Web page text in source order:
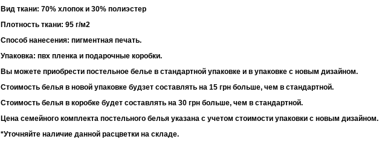
Вид ткани: 70% хлопок и 30% полиэстер
Плотность ткани: 95 г/м2
Способ нанесения: пигментная печать.
Упаковка: пвх пленка и подарочные коробки.
Вы можете приобрести постельное белье в стандартной упаковке и в упаковке с новым дизайном.
Стоимость белья в новой упаковке будзет составлять на 15 грн больше, чем в стандартной.
Стоимость белья в коробке будет составлять на 30 грн больше, чем в стандартной.
Цена семейного комплекта постельного белья указана с учетом стоимости упаковки с новым дизайном.
*Уточняйте наличие данной расцветки на складе.